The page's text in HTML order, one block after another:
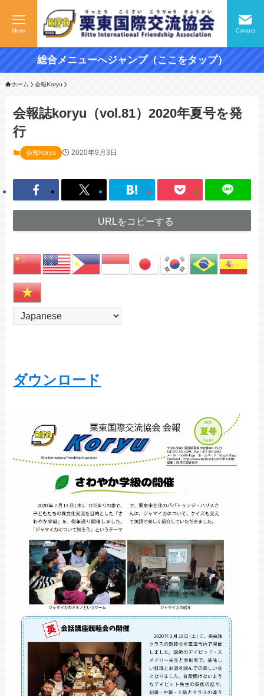
Contact
Menu
総合メニューへジャンプ（ここをタップ）
ホーム 会報Koryu
会報誌koryu（vol.81）2020年夏号を発
行
会報Koryu 2020年9月3日
URLをコピーする
ダウンロード